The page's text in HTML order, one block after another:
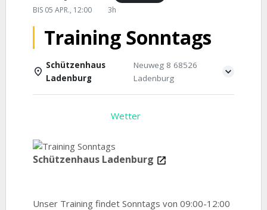
BIS 05 APR., 12:00 3h
Training Sonntags
Schützenhaus
Ladenburg
Neuweg 8 68526
Ladenburg
Wetter
Schützenhaus Ladenburg
Unser Training findet Sonntags von 09:00-12:00